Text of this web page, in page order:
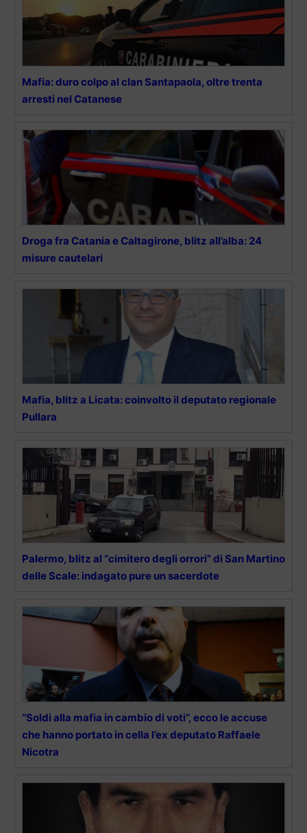
Mafia: duro colpo al clan Santapaola, oltre trenta
arresti nel Catanese
Droga fra Catania e Caltagirone, blitz all’alba: 24
misure cautelari
Mafia, blitz a Licata: coinvolto il deputato regionale
Pullara
Palermo, blitz al “cimitero degli orrori” di San Martino
delle Scale: indagato pure un sacerdote
“Soldi alla mafia in cambio di voti”, ecco le accuse
che hanno portato in cella l’ex deputato Raffaele
Nicotra